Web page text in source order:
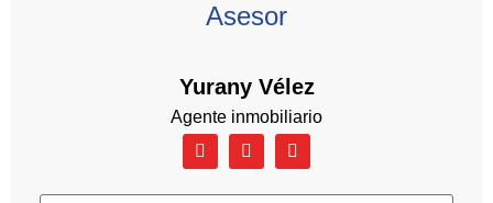
Asesor
Yurany Vélez
Agente inmobiliario